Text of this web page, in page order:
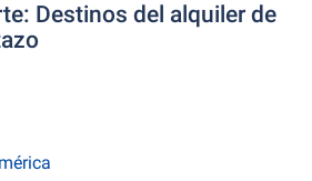
Destinos del alquiler de